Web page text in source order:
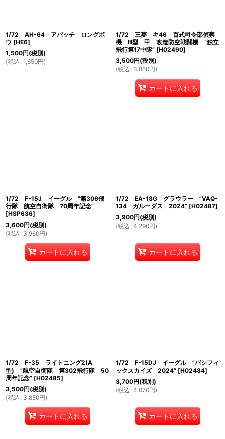
1/72 AH-64 アパッチ ロングボ
ウ [HE6]
1,500円(税別)
(税込 : 1,650円)
1/72 三菱 キ46 百式司令部偵察
機 III型 甲 改造防空戦闘機 ”独立
飛行第17中隊” [H02490]
3,500円(税別)
(税込 : 3,850円)
カートに入れる
1/72 F-15J イーグル ”第306飛
行隊 航空自衛隊 70周年記念”
[HSP636]
3,600円(税別)
(税込 : 3,960円)
カートに入れる
1/72 EA-18G グラウラー ”VAQ-
134 ガルーダス 2024” [H02487]
3,900円(税別)
(税込 : 4,290円)
カートに入れる
1/72 F-35 ライトニング2(A
型) ”航空自衛隊 第302飛行隊 50
周年記念” [H02485]
3,500円(税別)
(税込 : 3,850円)
カートに入れる
1/72 F-15DJ イーグル ”パシフィ
ックスカイズ 2024” [H02484]
3,700円(税別)
(税込 : 4,070円)
カートに入れる